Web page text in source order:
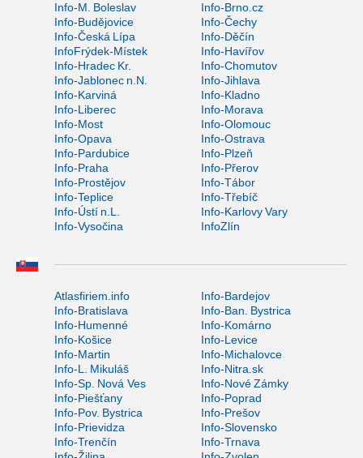
Info-M. Boleslav
Info-Brno.cz
Info-Budějovice
Info-Čechy
Info-Česká Lípa
Info-Děčín
InfoFrýdek-Místek
Info-Havířov
Info-Hradec Kr.
Info-Chomutov
Info-Jablonec n.N.
Info-Jihlava
Info-Karviná
Info-Kladno
Info-Liberec
Info-Morava
Info-Most
Info-Olomouc
Info-Opava
Info-Ostrava
Info-Pardubice
Info-Plzeň
Info-Praha
Info-Přerov
Info-Prostějov
Info-Tábor
Info-Teplice
Info-Třebíč
Info-Ústí n.L.
Info-Karlovy Vary
Info-Vysočina
InfoZlín
Atlasfiriem.info
Info-Bardejov
Info-Bratislava
Info-Ban. Bystrica
Info-Humenné
Info-Komárno
Info-Košice
Info-Levice
Info-Martin
Info-Michalovce
Info-L. Mikuláš
Info-Nitra.sk
Info-Sp. Nová Ves
Info-Nové Zámky
Info-Piešťany
Info-Poprad
Info-Pov. Bystrica
Info-Prešov
Info-Prievidza
Info-Slovensko
Info-Trenčín
Info-Trnava